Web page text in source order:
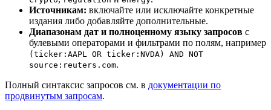
Источникам: включайте или исключайте конкретные
издания либо добавляйте дополнительные.
Диапазонам дат и полноценному языку запросов с
булевыми операторами и фильтрами по полям, например
(ticker:AAPL OR ticker:NVDA) AND NOT
source:reuters.com.
Полный синтаксис запросов см. в документации по
продвинутым запросам.